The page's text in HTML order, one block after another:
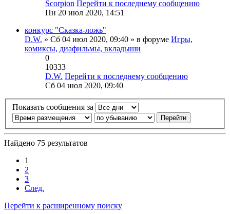
Scorpion Перейти к последнему сообщению
Пн 20 июл 2020, 14:51
конкурс "Сказка-ложь"
D.W. » Сб 04 июл 2020, 09:40 » в форуме Игры,
комиксы, диафильмы, вкладыши
0
10333
D.W. Перейти к последнему сообщению
Сб 04 июл 2020, 09:40
Показать сообщения за
Найдено 75 результатов
1
2
3
След.
Перейти к расширенному поиску